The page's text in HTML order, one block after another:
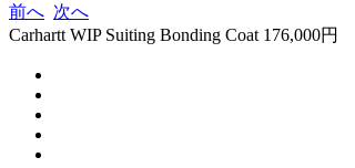
前へ 次へ
Carhartt WIP Suiting Bonding Coat 176,000円